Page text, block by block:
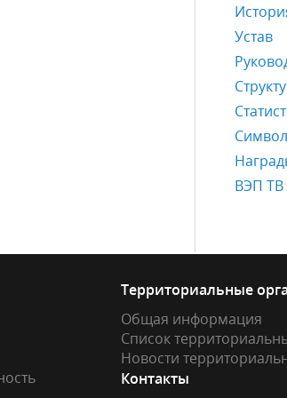
Устав
ВЭП ТВ
Территориальные
Общая информация
Список
Новости
Контакты